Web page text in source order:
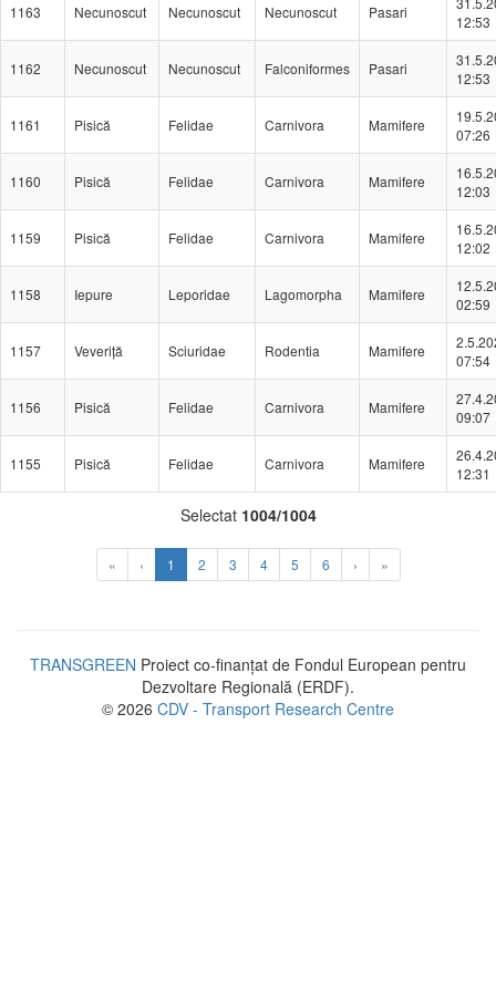
1163 Necunoscut Necunoscut Necunoscut Pasari
12:53
1162 Necunoscut Necunoscut Falconiformes Pasari
12:53
1161 Pisică Felidae Carnivora Mamifere
07:26
1160 Pisică Felidae Carnivora Mamifere
12:03
1159 Pisică Felidae Carnivora Mamifere
12:02
1158 Iepure Leporidae Lagomorpha Mamifere
02:59
1157 Veveriță Sciuridae Rodentia Mamifere
07:54
1156 Pisică Felidae Carnivora Mamifere
09:07
1155 Pisică Felidae Carnivora Mamifere
12:31
Selectat 1004/1004
« ‹ 1 (Aktuální)
2 3 4 5 6 › »
TRANSGREEN Proiect co-finanțat de Fondul European pentru
Dezvoltare Regională (ERDF).
© 2026 CDV - Transport Research Centre